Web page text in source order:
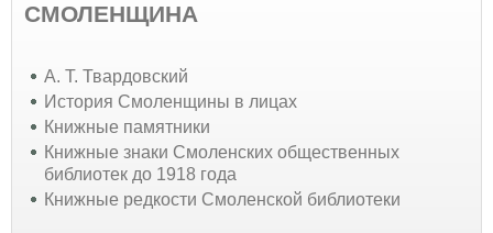
СМОЛЕНЩИНА
А. Т. Твардовский
История Смоленщины в лицах
Книжные памятники
Книжные знаки Смоленских общественных
библиотек до 1918 года
Книжные редкости Смоленской библиотеки